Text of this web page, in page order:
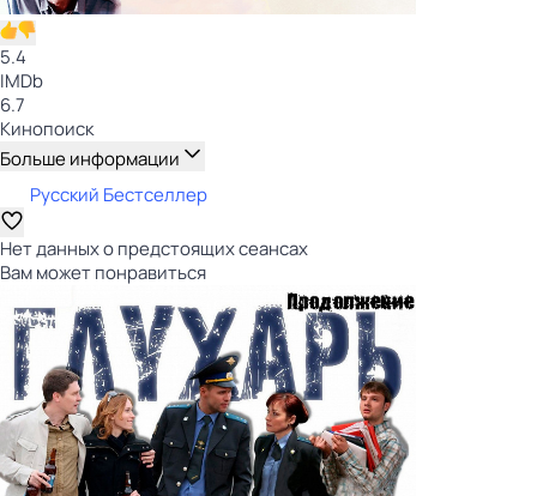
5.4
IMDb
6.7
Кинопоиск
Больше информации
Русский Бестселлер
Нет данных о предстоящих сеансах
Вам может понравиться